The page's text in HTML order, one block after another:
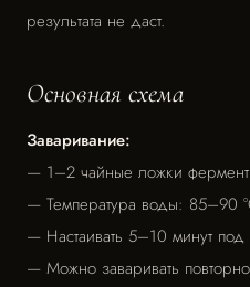
результата не даст.
Основная схема
Заваривание:
— 1–2 чайные ложки
— Температура воды: 85–90
— Настаивать 5–10 минут
— Можно заваривать